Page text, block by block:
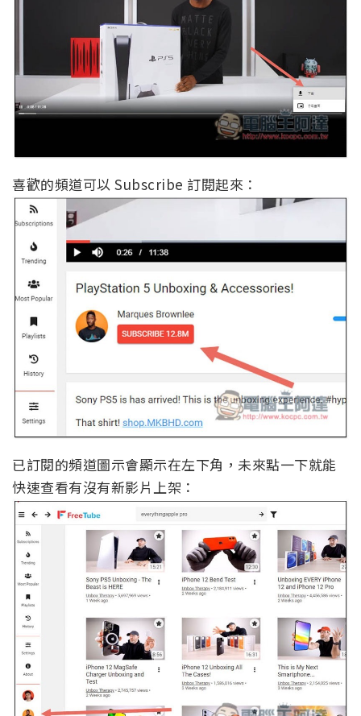
喜歡的頻道可以 Subscribe 訂閱起來：
已訂閱的頻道圖示會顯示在左下角，未來點一下就能
快速查看有沒有新影片上架：